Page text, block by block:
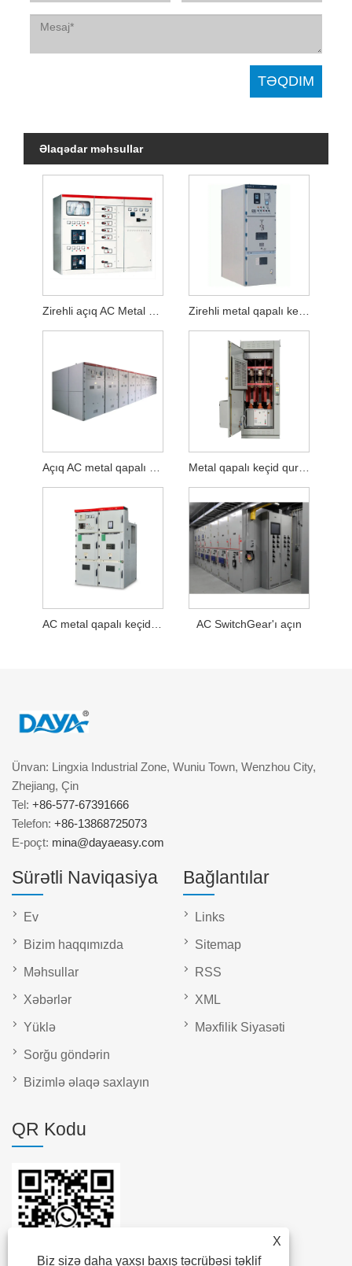
Əlaqədar məhsullar
Zirehli açıq AC Metal qapalı keçid qurğusu Zirehli metal qapalı keçid qurğusu
Açıq AC metal qapalı keçid qurğusu Metal qapalı keçid qurğusu
AC SwitchGear'ı açın
X
Biz sizə daha yaxşı baxış təcrübəsi təklif
Ünvan: Lingxia Industrial Zone, Wuniu Town, Wenzhou City,
Zhejiang, Çin
Tel: +86-577-67391666
Telefon: +86-13868725073
E-poçt: mina@dayaeasy.com
Sürətli Naviqasiya
Ev
Bizim haqqımızda
Məhsullar
Xəbərlər
Yüklə
Sorğu göndərin
Bizimlə əlaqə saxlayın
Bağlantılar
Links
Sitemap
RSS
XML
Məxfilik Siyasəti
QR Kodu